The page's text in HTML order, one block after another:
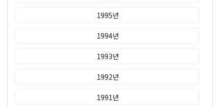
1995년
1994년
1993년
1992년
1991년